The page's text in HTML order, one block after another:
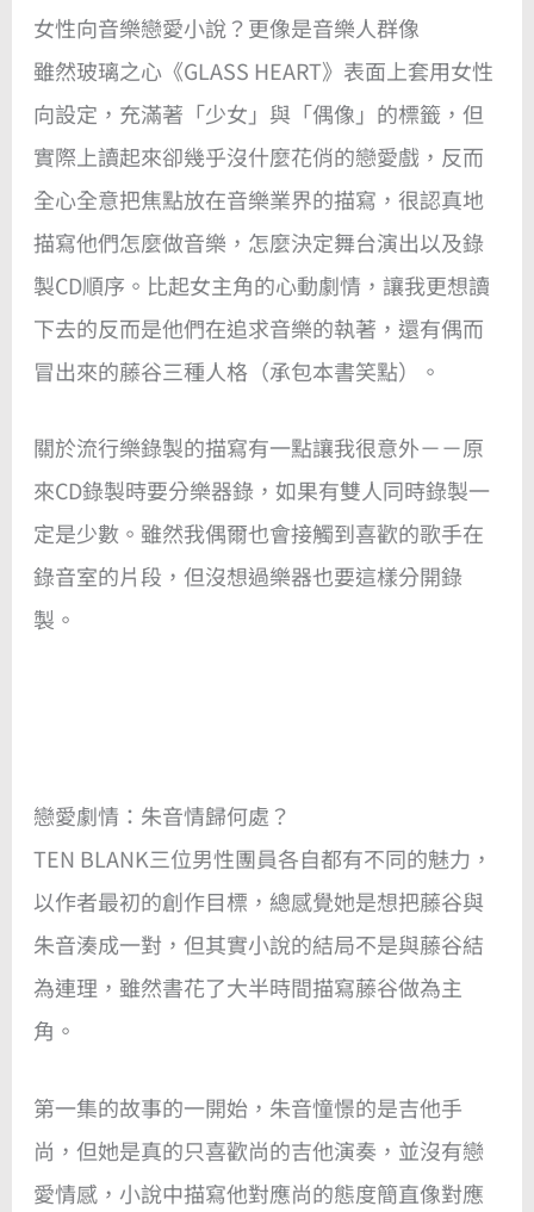
女性向音樂戀愛小說？更像是音樂人群像
雖然玻璃之心《GLASS HEART》表面上套用女性
向設定，充滿著「少女」與「偶像」的標籤，但
實際上讀起來卻幾乎沒什麼花俏的戀愛戲，反而
全心全意把焦點放在音樂業界的描寫，很認真地
描寫他們怎麼做音樂，怎麼決定舞台演出以及錄
製CD順序。比起女主角的心動劇情，讓我更想讀
下去的反而是他們在追求音樂的執著，還有偶而
冒出來的藤谷三種人格（承包本書笑點）。
關於流行樂錄製的描寫有一點讓我很意外－－原
來CD錄製時要分樂器錄，如果有雙人同時錄製一
定是少數。雖然我偶爾也會接觸到喜歡的歌手在
錄音室的片段，但沒想過樂器也要這樣分開錄
製。
戀愛劇情：朱音情歸何處？
TEN BLANK三位男性團員各自都有不同的魅力，
以作者最初的創作目標，總感覺她是想把藤谷與
朱音湊成一對，但其實小說的結局不是與藤谷結
為連理，雖然書花了大半時間描寫藤谷做為主
角。
第一集的故事的一開始，朱音憧憬的是吉他手
尚，但她是真的只喜歡尚的吉他演奏，並沒有戀
愛情感，小說中描寫他對應尚的態度簡直像對應